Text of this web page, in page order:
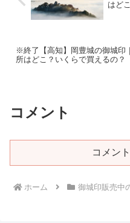
はど
※終了【高知】岡豊城の御城印
所はどこ？いくらで買えるの？
コメント
コメン
ホーム 御城印販売中